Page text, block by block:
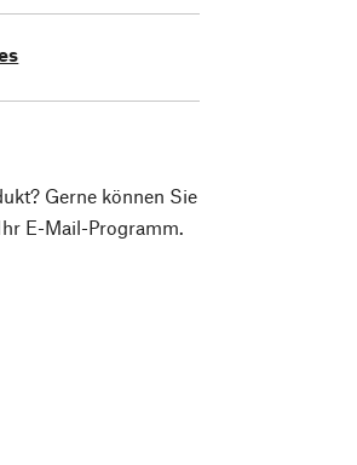
Gerne können Sie
E-Mail-Programm.